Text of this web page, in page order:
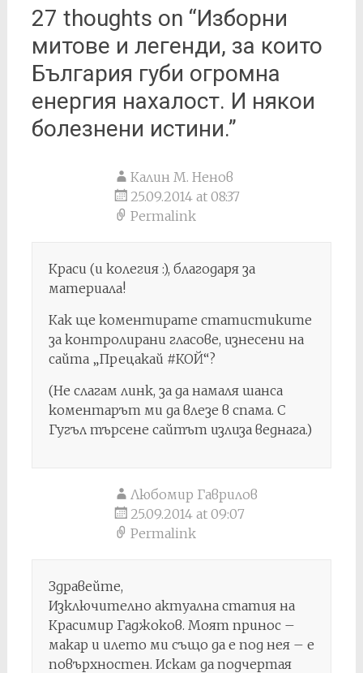
27 thoughts on “Изборни
митове и легенди, за които
България губи огромна
енергия нахалост. И някои
болезнени истини.”
Калин М. Ненов
25.09.2014 at 08:37
Permalink
Краси (и колегия :), благодаря за
материала!
Как ще коментирате статистиките
за контролирани гласове, изнесени на
сайта „Прецакай #КОЙ“?
(Не слагам линк, за да намаля шанса
коментарът ми да влезе в спама. С
Гугъл търсене сайтът излиза веднага.)
Любомир Гаврилов
25.09.2014 at 09:07
Permalink
Здравейте,
Изключително актуална статия на
Красимир Гаджоков. Моят принос –
макар и илето ми също да е под нея – е
повърхностен. Искам да подчертая